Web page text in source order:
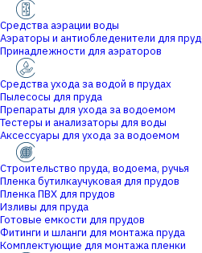
Средства аэрации воды
Аэраторы и антиобледенители для
Принадлежности для аэраторов
Средства ухода за водой в прудах
Пылесосы для пруда
Препараты для ухода за водоемом
Тестеры и анализаторы для воды
Аксессуары для ухода за водоемом
Строительство пруда, водоема, ручья
Пленка бутилкаучуковая для прудов
Пленка ПВХ для прудов
Изливы для пруда
Готовые емкости для прудов
Фитинги и шланги для монтажа пруда
Комплектующие для монтажа пленки